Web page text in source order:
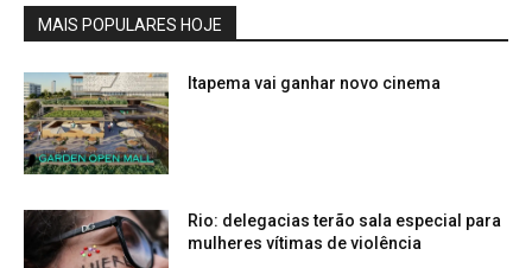
MAIS POPULARES HOJE
Itapema vai ganhar novo cinema
Rio: delegacias terão sala especial para
mulheres vítimas de violência